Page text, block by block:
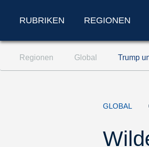
Zum Inhalt springen
Zur Suche springen
RUBRIKEN REGIONEN
Regionen Global Trump
GLOBAL